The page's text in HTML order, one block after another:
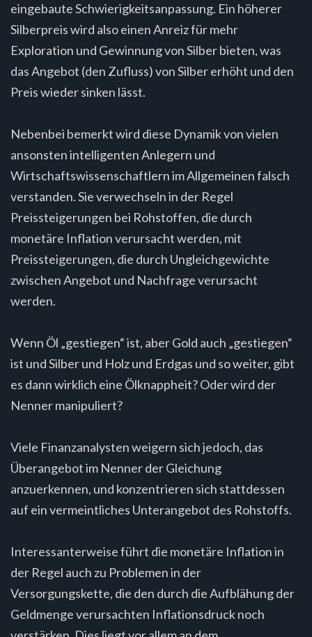
eingebaute Schwierigkeitsanpassung. Ein höherer
Silberpreis wird also einen Anreiz für mehr
Exploration und Gewinnung von Silber bieten, was
das Angebot (den Zufluss) von Silber erhöht und den
Preis wieder sinken lässt.
Nebenbei bemerkt wird diese Dynamik von vielen
ansonsten intelligenten Anlegern und
Wirtschaftswissenschaftlern im Allgemeinen falsch
verstanden. Sie verwechseln in der Regel
Preissteigerungen bei Rohstoffen, die durch
monetäre Inflation verursacht werden, mit
Preissteigerungen, die durch Ungleichgewichte
zwischen Angebot und Nachfrage verursacht
werden.
Wenn Öl „gestiegen“ ist, aber Gold auch „gestiegen“
ist und Silber und Holz und Erdgas und so weiter, gibt
es dann wirklich eine Ölknappheit? Oder wird der
Nenner manipuliert?
Viele Finanzanalysten weigern sich jedoch, das
Überangebot im Nenner der Gleichung
anzuerkennen, und konzentrieren sich stattdessen
auf ein vermeintliches Unterangebot des Rohstoffs.
Interessanterweise führt die monetäre Inflation in
der Regel auch zu Problemen in der
Versorgungskette, die den durch die Aufblähung der
Geldmenge verursachten Inflationsdruck noch